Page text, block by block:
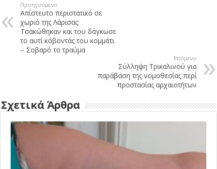
Προηγούμενο
Απίστευτο περιστατικό σε
χωριό της Λάρισας:
Τσακώθηκαν και του δάγκωσε
το αυτί κόβοντάς του κομμάτι
– Σοβαρό το τραύμα
Επόμενο
Σύλληψη Τρικαλινού για
παράβαση της νομοθεσίας περί
προστασίας αρχαιοτήτων
Σχετικά Άρθρα